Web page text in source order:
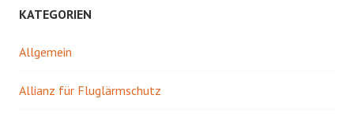
KATEGORIEN
Allgemein
Allianz für Fluglärmschutz